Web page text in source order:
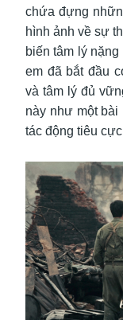
chứa đựng
hình ảnh về sự
biến tâm lý
em đã bắt đầu
và tâm lý đủ
này như một
tác động tiêu